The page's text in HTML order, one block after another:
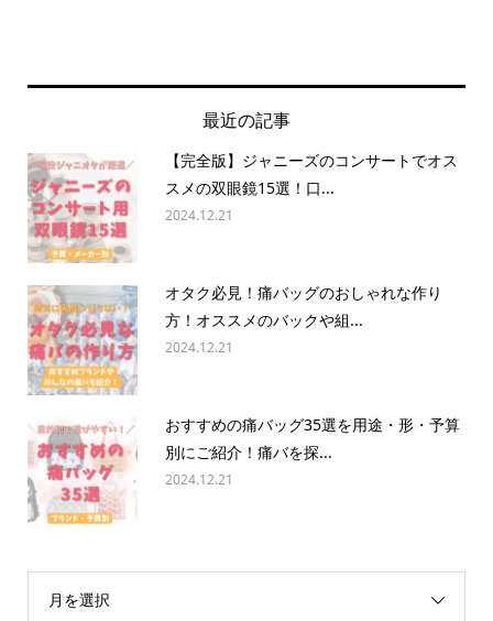
最近の記事
【完全版】ジャニーズのコンサートでオス
スメの双眼鏡15選！口...
2024.12.21
オタク必見！痛バッグのおしゃれな作り
方！オススメのバックや組...
2024.12.21
おすすめの痛バッグ35選を用途・形・予算
別にご紹介！痛バを探...
2024.12.21
月を選択